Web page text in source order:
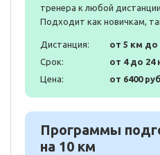
тренера к любой
Подходит как новичкам,
Дистанция:
от 5 км
Срок:
от 4 до 24
Цена:
от 6400
Программы
на 10 км